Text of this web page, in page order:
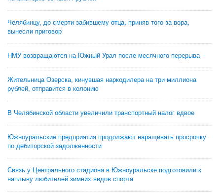
Челябинцу, до смерти забившему отца, приняв того за вора,
вынесли приговор
НМУ возвращаются на Южный Урал после месячного перерыва
Жительница Озерска, кинувшая наркодилера на три миллиона
рублей, отправится в колонию
В Челябинской области увеличили транспортный налог вдвое
Южноуральские предприятия продолжают наращивать просрочку
по дебиторской задолженности
Связь у Центрального стадиона в Южноуральске подготовили к
наплыву любителей зимних видов спорта